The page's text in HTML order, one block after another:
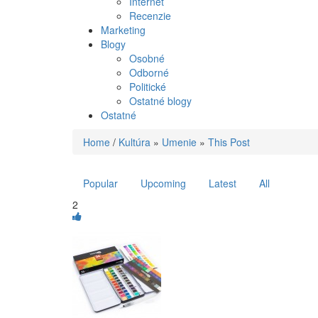
Recenzie
Marketing
Blogy
Osobné
Odborné
Politické
Ostatné blogy
Ostatné
Home / Kultúra » Umenie » This Post
Popular Upcoming Latest
All
2